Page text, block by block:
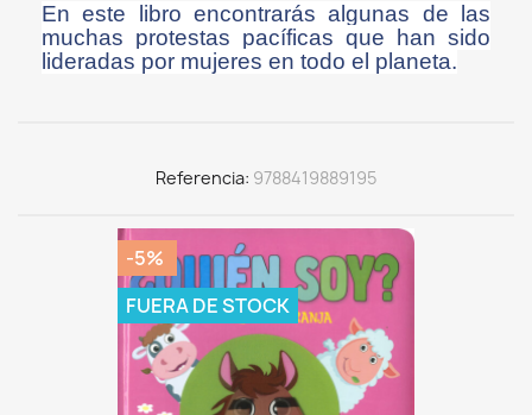
En este libro encontrarás algunas de las
muchas protestas pacíficas que han sido
lideradas por mujeres en todo el planeta.
Referencia 9788419889195
-5%
FUERA DE STOCK